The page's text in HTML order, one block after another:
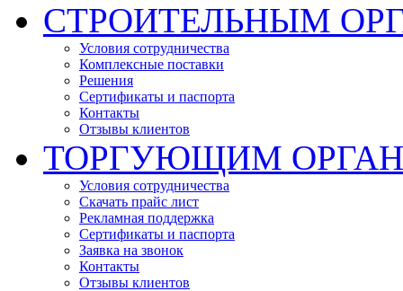
СТРОИТЕЛЬНЫМ
Условия сотрудничества
Комплексные поставки
Решения
Сертификаты и паспорта
Контакты
Отзывы клиентов
ТОРГУЮЩИМ
Условия сотрудничества
Скачать прайс лист
Рекламная поддержка
Сертификаты и паспорта
Заявка на звонок
Контакты
Отзывы клиентов